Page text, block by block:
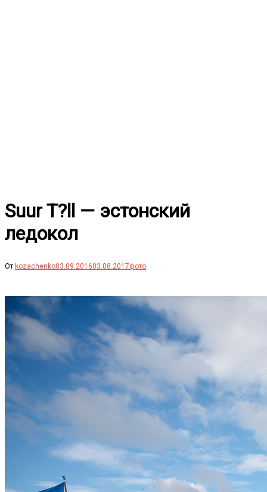
Suur T?ll — эстонский
ледокол
От kozachenko03.09.201603.08.2017фото